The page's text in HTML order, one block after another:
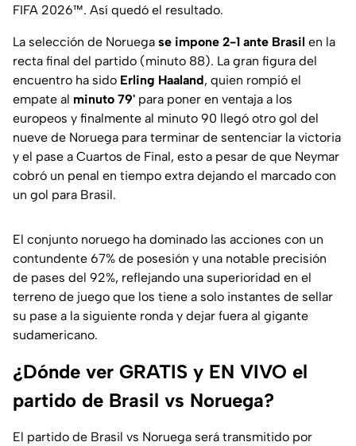
FIFA 2026™️. Así quedó el resultado.
La selección de Noruega se impone 2-1 ante Brasil en la
recta final del partido (minuto 88). La gran figura del
encuentro ha sido Erling Haaland, quien rompió el
empate al minuto 79' para poner en ventaja a los
europeos y finalmente al minuto 90 llegó otro gol del
nueve de Noruega para terminar de sentenciar la victoria
y el pase a Cuartos de Final, esto a pesar de que Neymar
cobró un penal en tiempo extra dejando el marcado con
un gol para Brasil.
El conjunto noruego ha dominado las acciones con un
contundente 67% de posesión y una notable precisión
de pases del 92%, reflejando una superioridad en el
terreno de juego que los tiene a solo instantes de sellar
su pase a la siguiente ronda y dejar fuera al gigante
sudamericano.
¿Dónde ver GRATIS y EN VIVO el
partido de Brasil vs Noruega?
El partido de Brasil vs Noruega será transmitido por